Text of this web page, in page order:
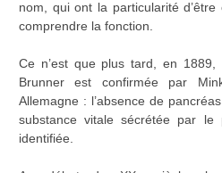
nom, qui ont la particularité
comprendre la fonction.
Ce n’est que plus tard, en 1889,
Brunner est confirmée par
Allemagne : l’absence de
substance vitale sécrétée par le
identifiée.